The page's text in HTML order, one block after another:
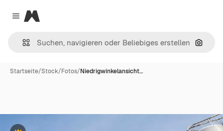
Close menu
Magnific
Nach
Startseite/Stock/Fotos/Niedrigwinkelansicht…